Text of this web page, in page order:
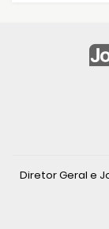
Diretor Geral e